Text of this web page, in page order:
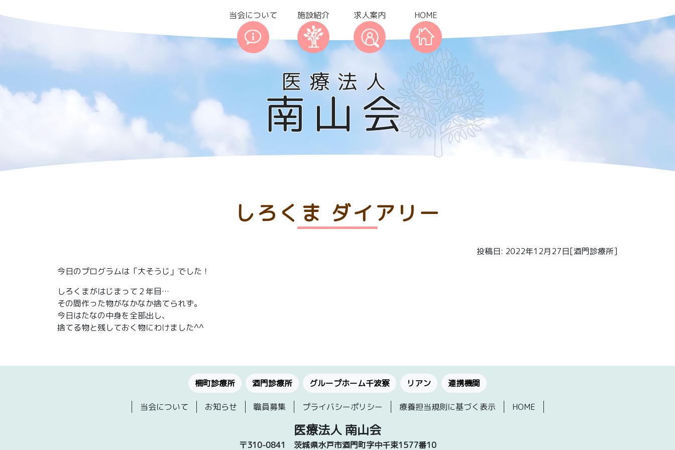
当会について 施設紹介 求人案内 HOME
医療法人
南山会
しろくま ダイアリー
投稿日: 2022年12月27日[酒門診療所]
今日のプログラムは「大そうじ」でした！
しろくまがはじまって２年目…
その間作った物がなかなか捨てられず。
今日はたなの中身を全部出し、
捨てる物と残しておく物にわけました^^
柵町診療所 酒門診療所 グループホーム千波寮 リアン 連携機関
当会について お知らせ 職員募集 プライバシーポリシー 療養担当規則に基づく表示 HOME
医療法人 南山会
〒310-0841 茨城県水戸市酒門町字中千束1577番10